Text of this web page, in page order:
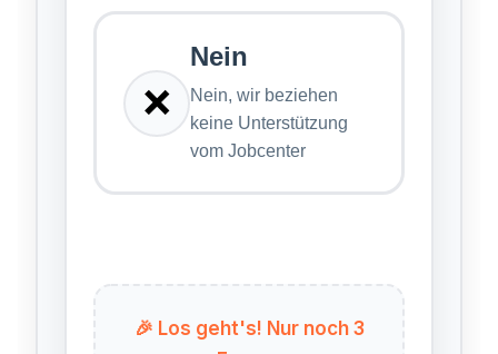
❌
Nein
Nein, wir beziehen
keine Unterstützung
vom Jobcenter
🎉 Los geht's! Nur noch 3